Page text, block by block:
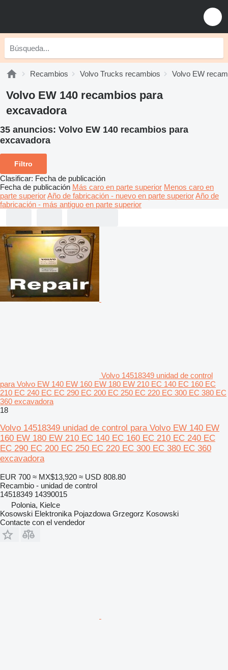
Recambios Volvo Trucks recambios Volvo EW
Volvo EW 140 recambios para
excavadora
35 anuncios: Volvo EW 140 recambios para
excavadora
Filtro
Clasificar: Fecha de publicación
Fecha de publicación Más caro en parte superior Menos caro en
parte superiorAño de fabricación - nuevo en parte superiorAño de
fabricación - más antiguo en parte superior
Volvo 14518349 unidad de control
para Volvo EW 140 EW 160 EW 180 EW 210 EC 140 EC 160 EC
210 EC 240 EC EC 290 EC 200 EC 250 EC 220 EC 300 EC 380 EC
360 excavadora
18
Volvo 14518349 unidad de control para Volvo EW 140 EW
160 EW 180 EW 210 EC 140 EC 160 EC 210 EC 240 EC
EC 290 EC 200 EC 250 EC 220 EC 300 EC 380 EC 360
excavadora
EUR 700 ≈ MX$13,920 ≈ USD 808.80
Recambio - unidad de control
14518349 14390015
Polonia, Kielce
Kosowski Elektronika Pojazdowa Grzegorz Kosowski
Contacte con el vendedor